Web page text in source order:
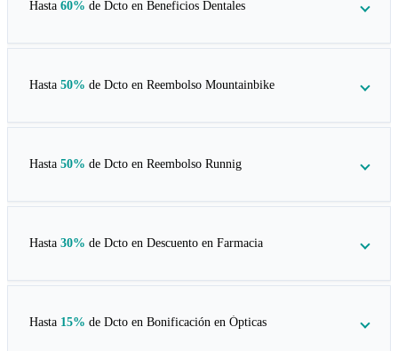
Hasta 60% de Dcto en Beneficios Dentales
Hasta 50% de Dcto en Reembolso Mountainbike
Hasta 50% de Dcto en Reembolso Runnig
Hasta 30% de Dcto en Descuento en Farmacia
Hasta 15% de Dcto en Bonificación en Ópticas